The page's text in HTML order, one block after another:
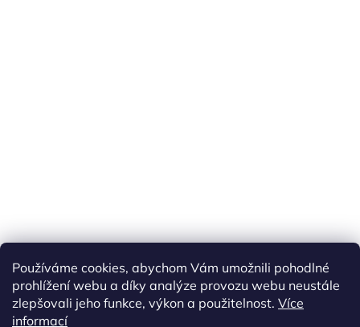
Používáme cookies, abychom Vám umožnili pohodlné
prohlížení webu a díky analýze provozu webu neustále
zlepšovali jeho funkce, výkon a použitelnost. Více
informací
Tisíce výdejních míst po celé ČR